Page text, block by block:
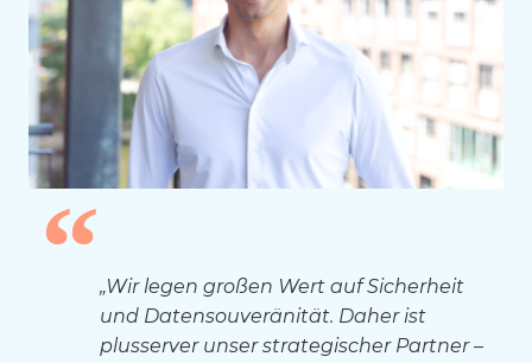
„Wir legen großen Wert auf Sicherheit
und Datensouveränität. Daher ist
plusserver unser strategischer Partner –